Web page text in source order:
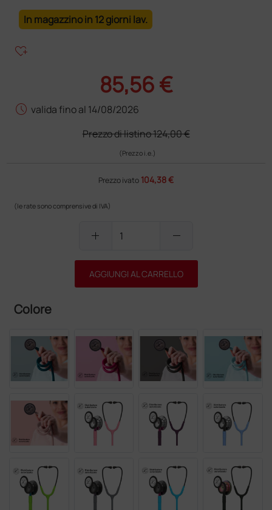
In magazzino in 12 giorni lav.
heart_plus
85,56 €
schedule valida fino al 14/08/2026
Prezzo di listino124,00 €
(Prezzo i.e.)
Prezzo ivato 104,38 €
(le rate sono comprensive di IVA)
add remove
AGGIUNGI AL CARRELLO
Colore